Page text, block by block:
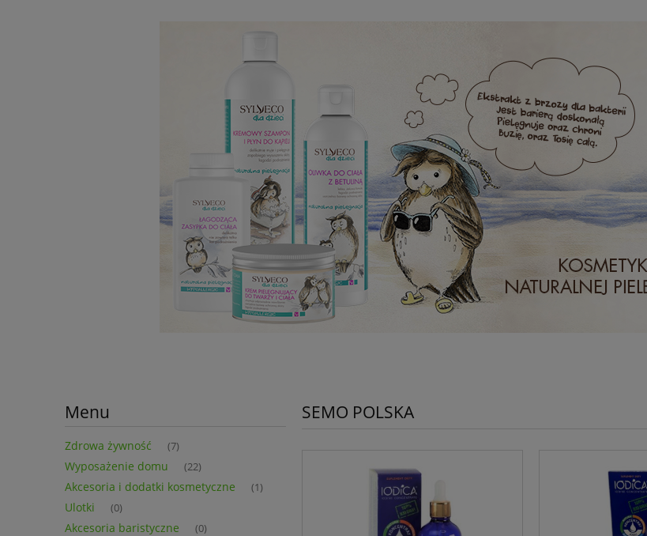
Menu
Zdrowa żywność (7)
Wyposażenie domu (22)
Akcesoria i dodatki kosmetyczne (1)
Ulotki (0)
Akcesoria baristyczne (0)
SEMO POLSKA